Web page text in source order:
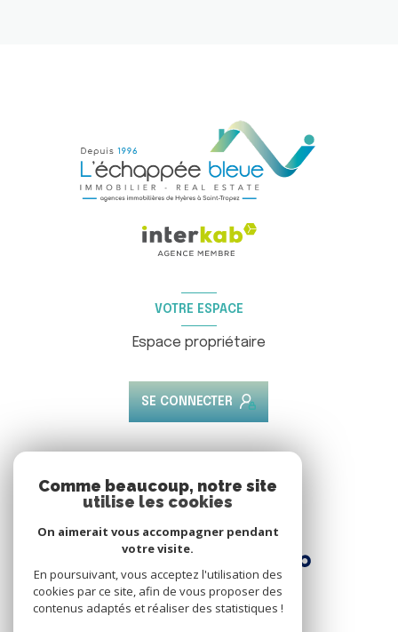
VOTRE ESPACE
Espace propriétaire
SE CONNECTER
Nous adhérons
Comme beaucoup, notre site
utilise les cookies
On aimerait vous accompagner pendant
votre visite.
En poursuivant, vous acceptez l'utilisation des
cookies par ce site, afin de vous proposer des
contenus adaptés et réaliser des statistiques !